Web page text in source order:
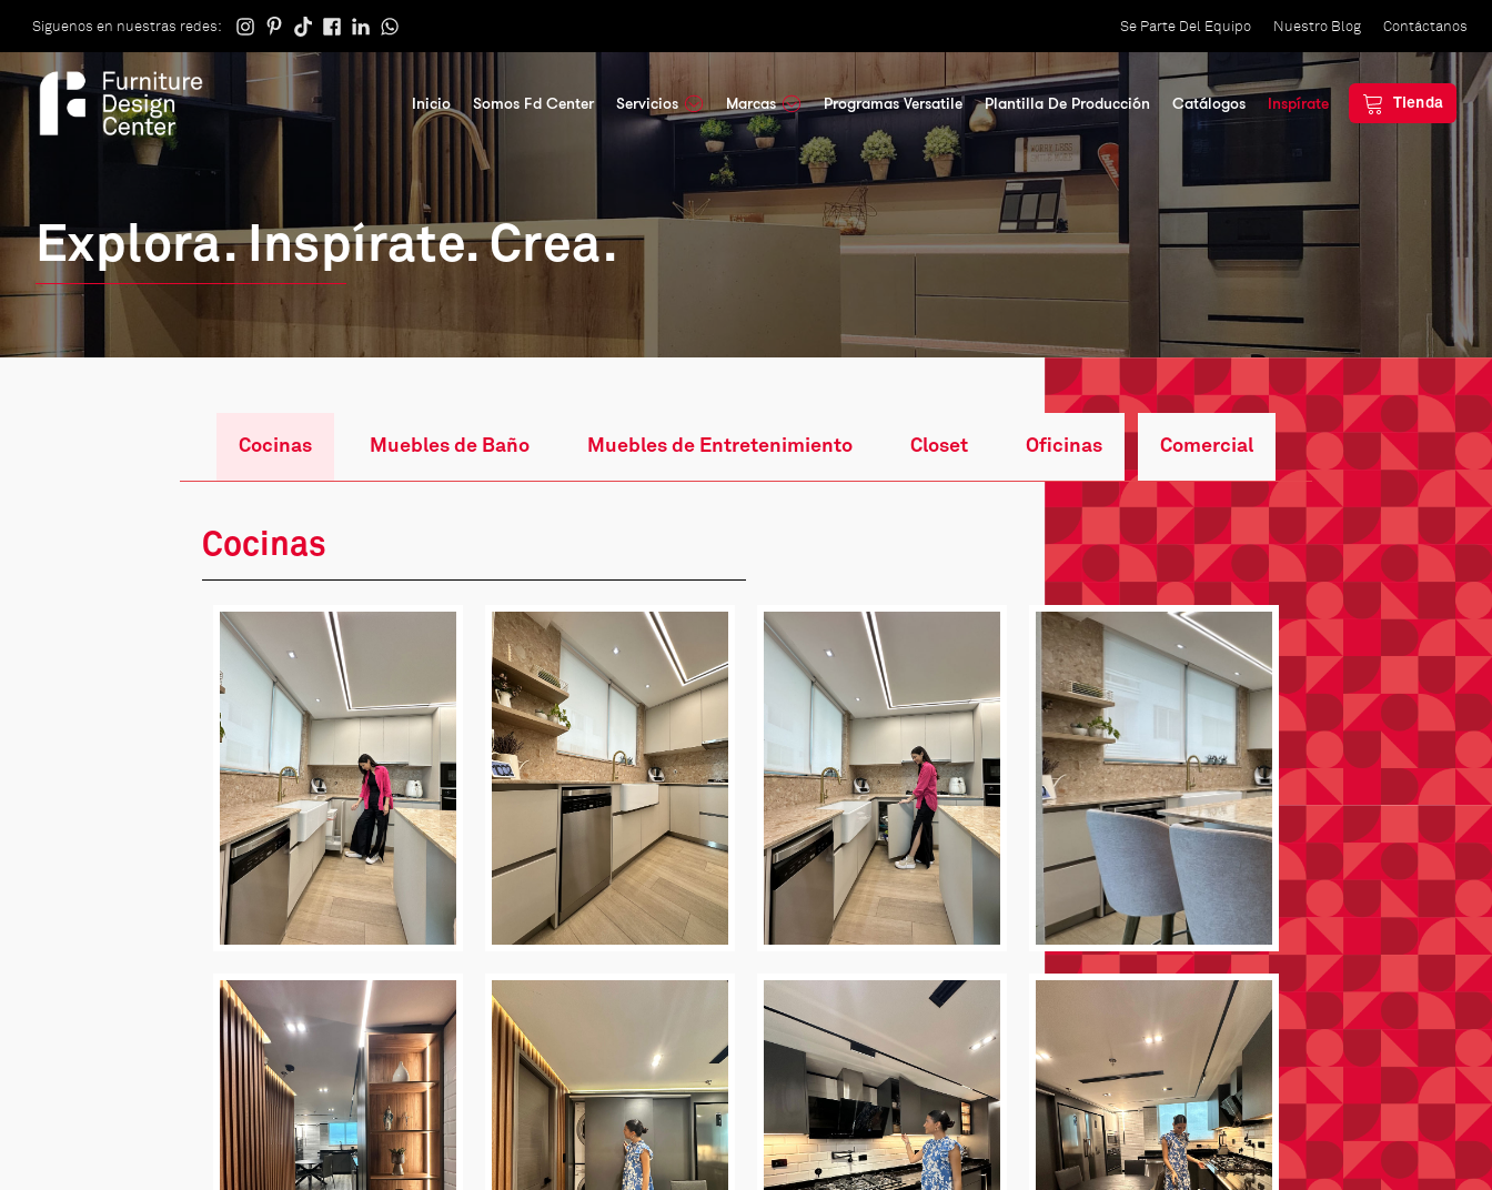
Siguenos en nuestras redes: Se Parte Del Equipo Nuestro Blog Contáctanos
Inicio Somos Fd Center Servicios Marcas Programas Versatile Plantilla De Producción Catálogos Inspírate Tienda
Explora. Inspírate. Crea.
Cocinas Muebles de Baño Muebles de Entretenimiento Closet Oficinas Comercial
Cocinas